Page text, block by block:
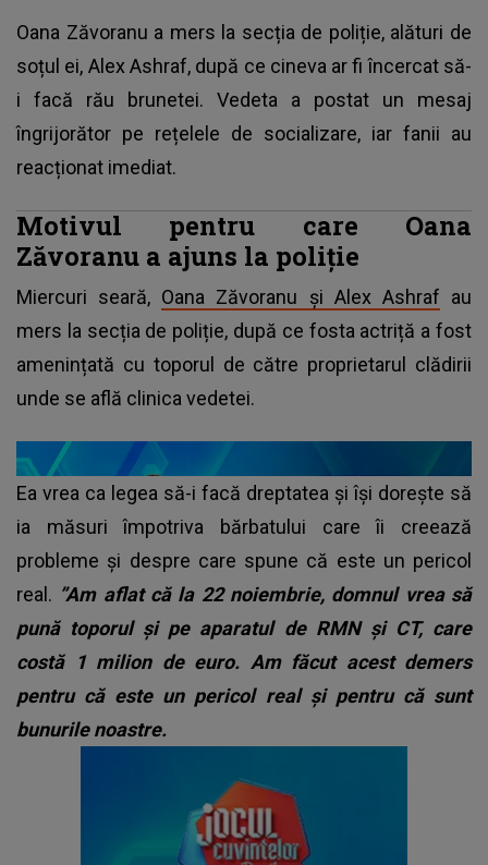
Oana Zăvoranu a mers la secția de poliție, alături de
soțul ei, Alex Ashraf, după ce cineva ar fi încercat să-
i facă rău brunetei. Vedeta a postat un mesaj
îngrijorător pe rețelele de socializare, iar fanii au
reacționat imediat.
Motivul pentru care Oana
Zăvoranu a ajuns la poliție
Miercuri seară, Oana Zăvoranu și Alex Ashraf au
mers la secția de poliție, după ce fosta actriță a fost
amenințată cu toporul de către proprietarul clădirii
unde se află clinica vedetei.
Ea vrea ca legea să-i facă dreptatea și își dorește să
ia măsuri împotriva bărbatului care îi creează
probleme și despre care spune că este un pericol
real. ”Am aflat că la 22 noiembrie, domnul vrea să
pună toporul și pe aparatul de RMN și CT, care
costă 1 milion de euro. Am făcut acest demers
pentru că este un pericol real și pentru că sunt
bunurile noastre.